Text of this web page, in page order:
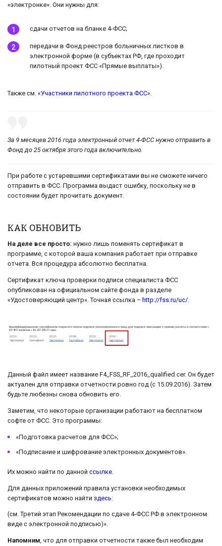
«электронке». Они нужны для:
сдачи отчетов на бланке 4-ФСС;
передачи в Фонд реестров больничных листков в
электронной форме (в субъектах РФ, где проходит
пилотный проект ФСС «Прямые выплаты»).
Также см. «Участники пилотного проекта ФСС».
За 9 месяцев 2016 года электронный отчет 4-ФСС нужно отправить в
Фонд до 25 октября этого года включительно.
При работе с устаревшими сертификатами вы не сможете ничего
отправить в ФСС. Программа выдаст ошибку, поскольку не в
состоянии будет прочитать документ.
КАК ОБНОВИТЬ
На деле все просто: нужно лишь поменять сертификат в
программе, с которой ваша компания работает при отправке
отчета. Вся процедура абсолютно бесплатна.
Сертификат ключа проверки подписи специалиста ФСС
опубликован на официальном сайте фонда в разделе
«Удостоверяющий центр». Точная ссылка – http://fss.ru/uc/.
Данный файл имеет название F4_FSS_RF_2016_qualified.cer. Он будет
актуален для отправки отчетности ровно год (с 15.09.2016). Затем
будьте любезны снова обновить его.
Заметим, что некоторые организации работают на бесплатном
софте от ФСС. Это программы:
«Подготовка расчетов для ФСС»;
«Подписание и шифрование электронных документов».
Их можно найти по данной ссылке
Для данных приложений правила установки необходимых
сертификатов можно найти здесь:
(см. Третий этап Рекомендации по сдаче 4-ФСС РФ в электронном
виде с электронной подписью)».
Напомним, что для отправки отчетности также был необходим